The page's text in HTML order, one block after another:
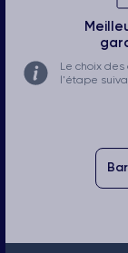
Le choix
l'étape